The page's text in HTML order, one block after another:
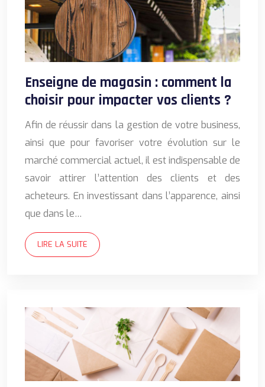
Enseigne de magasin : comment la
choisir pour impacter vos clients ?
Afin de réussir dans la gestion de votre business,
ainsi que pour favoriser votre évolution sur le
marché commercial actuel, il est indispensable de
savoir attirer l’attention des clients et des
acheteurs. En investissant dans l’apparence, ainsi
que dans le…
LIRE LA SUITE